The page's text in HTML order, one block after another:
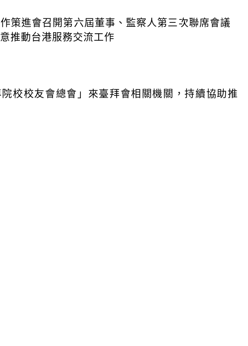
策進會召開第六屆董事、監察人第三次聯席會議
推動台港服務交流工作
院校校友會總會」來臺拜會相關機關，持續協助推